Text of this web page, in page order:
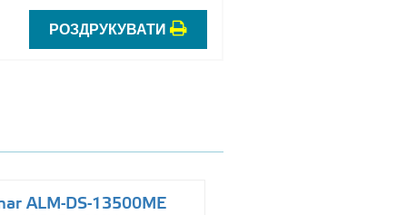
РОЗДРУКУВАТИ
ALM-DS-13500ME